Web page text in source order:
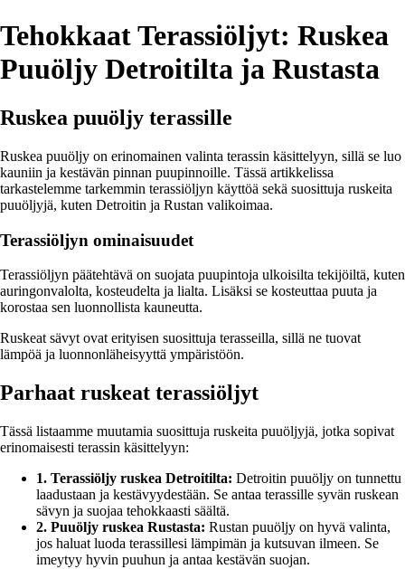
Tehokkaat Terassiöljyt: Ruskea
Puuöljy Detroitilta ja Rustasta
Ruskea puuöljy terassille
Ruskea puuöljy on erinomainen valinta terassin käsittelyyn, sillä se luo
kauniin ja kestävän pinnan puupinnoille. Tässä artikkelissa
tarkastelemme tarkemmin terassiöljyn käyttöä sekä suosittuja ruskeita
puuöljyjä, kuten Detroitin ja Rustan valikoimaa.
Terassiöljyn ominaisuudet
Terassiöljyn päätehtävä on suojata puupintoja ulkoisilta tekijöiltä, kuten
auringonvalolta, kosteudelta ja lialta. Lisäksi se kosteuttaa puuta ja
korostaa sen luonnollista kauneutta.
Ruskeat sävyt ovat erityisen suosittuja terasseilla, sillä ne tuovat
lämpöä ja luonnonläheisyyttä ympäristöön.
Parhaat ruskeat terassiöljyt
Tässä listaamme muutamia suosittuja ruskeita puuöljyjä, jotka sopivat
erinomaisesti terassin käsittelyyn:
1. Terassiöljy ruskea Detroitilta: Detroitin puuöljy on tunnettu
laadustaan ja kestävyydestään. Se antaa terassille syvän ruskean
sävyn ja suojaa tehokkaasti säältä.
2. Puuöljy ruskea Rustasta: Rustan puuöljy on hyvä valinta,
jos haluat luoda terassillesi lämpimän ja kutsuvan ilmeen. Se
imeytyy hyvin puuhun ja antaa kestävän suojan.